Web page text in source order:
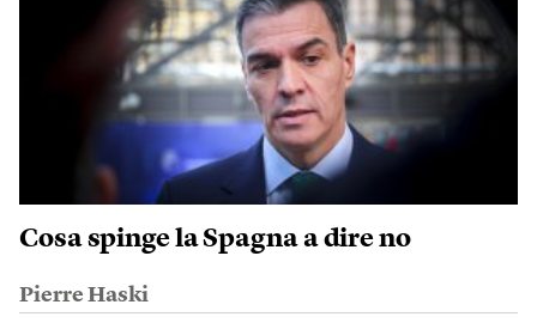
Cosa spinge la Spagna a dire no
Pierre Haski